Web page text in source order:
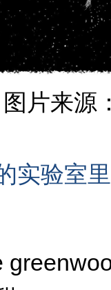
图片来源
实验室